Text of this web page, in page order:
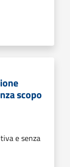
scopo
e senza